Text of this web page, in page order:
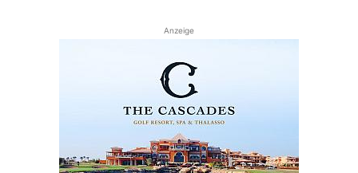
Anzeige